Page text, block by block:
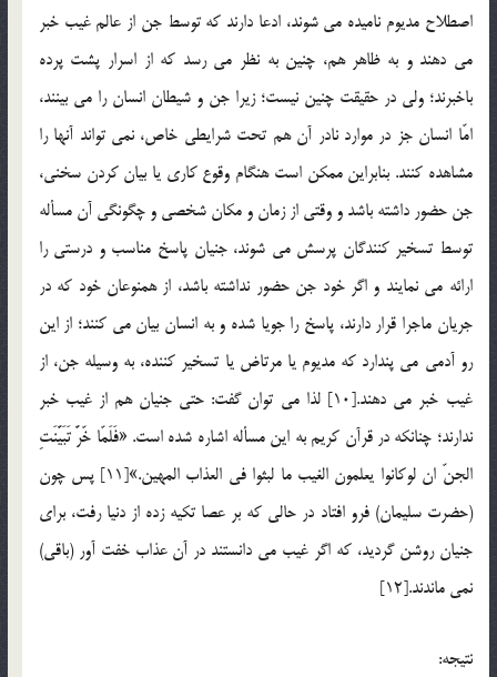
اصطلاح مديوم ناميده مي شوند، ادعا دارند كه توسط جن از عالم غيب خبر
مي دهند و به ظاهر هم، چنين به نظر مي رسد كه از اسرار پشت پرده
باخبرند؛ ولي در حقيقت چنين نيست؛ زيرا جن و شيطان انسان را مي بينند،
امّا انسان جز در موارد نادر آن هم تحت شرايطي خاص، نمي تواند آنها را
مشاهده كنند. بنابراين ممكن است هنگام وقوع كاري يا بيان كردن سخني،
جن حضور داشته باشد و وقتي از زمان و مكان شخصي و چگونگي آن مسأله
توسط تسخير كنندگان پرسش مي شوند، جنيان پاسخ مناسب و درستي را
ارائه مي نمايند و اگر خود جن حضور نداشته باشد، از همنوعان خود كه در
جريان ماجرا قرار دارند، پاسخ را جويا شده و به انسان بيان مي كنند؛ از اين
رو آدمي مي پندارد كه مديوم يا مرتاض يا تسخير كننده، به وسيله جن، از
غيب خبر مي دهند.[10] لذا مي توان گفت: حتي جنيان هم از غيب خبر
ندارند؛ چنانكه در قرآن كريم به اين مسأله اشاره شده است. «فَلَمّا خّرَّ تَبَيَّنَتِ
الجنّ ان لوكانوا يعلمون الغيب ما لبثوا في العذاب المهين.»[11] پس چون
(حضرت سليمان) فرو افتاد در حالي كه بر عصا تكيه زده از دنيا رفت، براي
جنيان روشن گرديد، كه اگر غيب مي دانستند در آن عذاب خفت آور (باقي)
نمي ماندند.[12]
نتيجه: